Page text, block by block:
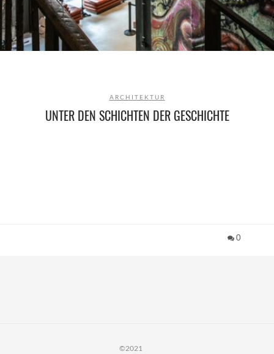
ARCHITEKTUR
UNTER DEN SCHICHTEN DER GESCHICHTE
0
©2021